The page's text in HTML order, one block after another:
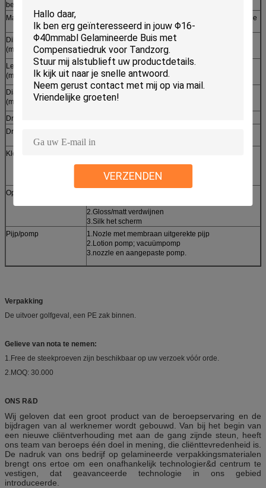
VERZENDEN
bezit
Materiaal
CAL: Met een laag bedekte Alunimium gelamineerde
buis (AL, EVOH als barrière)
Diktewaaier
(mm/mm)
300.350.375.425
Lengtewaaier
(mm)
43-193
Diameterwaaier
(mm)
16,19,22,25,28,30,32,35,38,40,50,60
Drukmethode
Drukkunstwerk
volgens uw vereiste.
Kleur
Serigrafie: maximum 5colors
2. De Pantonkleuren zijn aanvaardbaar
Oppervlaktebehandeling
2.Gloss/matt verdwijnen
3.Silk het scherm
Pijp/pomp
1.Nozle met membraan uitgerekte pijp
2.Lotion pomp; vacuümpomp
3.nozzle en aangepaste pomp.
Verpakking
De uitvoer golfgeval, een PE zak binnen.
Gelieve van nota te nemen:
1.Free de steekproeven zijn beschikbaar op uw verzoek vóór orde.
2.MOQ: 30.000
ONS R&D
Wij geloven dat een groot product van de beroepservaring en de
bijdragen van al werknemer wordt gebouwd. Van bij het begin van
een nieuwe cliëntverhouding met aan de gang zijnde steun, heeft
ons team van beroeps één doel in mening, die cliënttevredenheid is.
De nadruk van ons bedrijf op gelamineerde verpakkingsmaterialen
brengt ons ertoe om een onafhankelijk technologier&d centrum te
vestigen, dat geavanceerde technologie in ons gebied
introduceerde.